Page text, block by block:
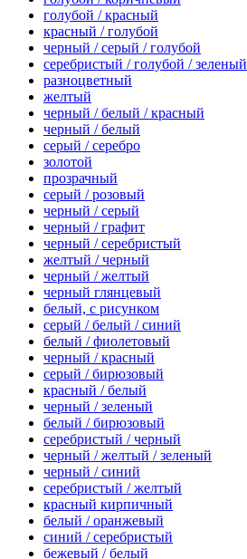
голубой / красный
красный / голубой
черный / серый / голубой
серебристый / голубой / зеленый
разноцветный
желтый
черный / белый / красный
черный / белый
серый / серебро
золотой
прозрачный
серый / розовый
черный / серый
черный / графит
черный / серебристый
желтый / черный
черный / желтый
черный глянцевый
белый, с рисунком
серый / белый / синий
белый / фиолетовый
черный / красный
серый / бирюзовый
красный / белый
черный / зеленый
белый / бирюзовый
серебристый / черный
черный / желтый / зеленый
черный / синий
серебристый / желтый
красный кирпичный
белый / оранжевый
синий / серебристый
бежевый / белый